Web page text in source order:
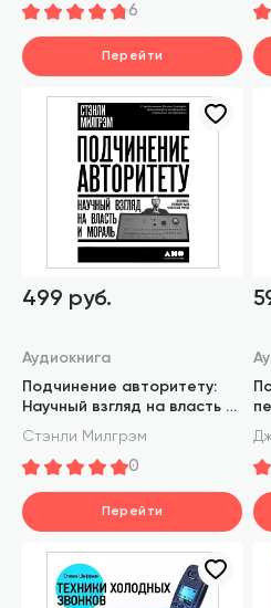
6
Перейти
499 руб.
Аудиокнига
Подчинение авторитету:
Научный взгляд на власть и
мораль
Стэнли Милгрэм
0
Перейти